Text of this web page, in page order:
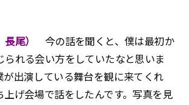
尾）
今の話を聞くと、僕は最初か
られる会い方をしていたなと思いま
が出演している舞台を観に来てくれ
上げ会場で話をしたんです。写真を見